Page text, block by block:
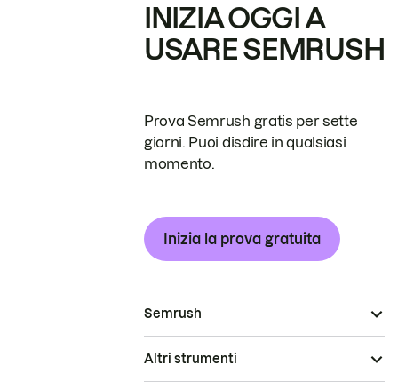
INIZIA OGGI A
USARE SEMRUSH
Prova Semrush gratis per sette
giorni. Puoi disdire in qualsiasi
momento.
Inizia la prova gratuita
Semrush
Altri strumenti